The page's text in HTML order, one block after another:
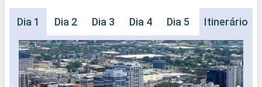
Dia 1 Dia 2 Dia 3 Dia 4 Dia 5 Dia 6 Dia
Itinerário